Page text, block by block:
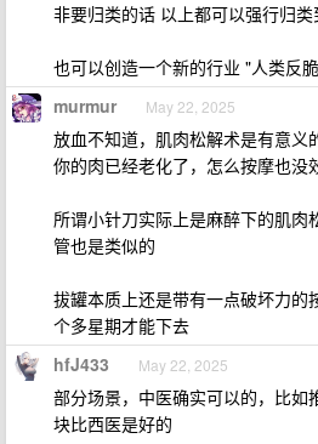
非要归类的话 以上都可以强行归
也可以创造一个新的行业 "人类反
murmur May 22, 2025
放血不知道，肌肉松解术是有意义
你的肉已经老化了，怎么按摩也没
所谓小针刀实际上是麻醉下的肌
管也是类似的
拔罐本质上还是带有一点破坏力的
个多星期才能下去
hfJ433 May 22, 2025
部分场景，中医确实可以的，比如
块比西医是好的